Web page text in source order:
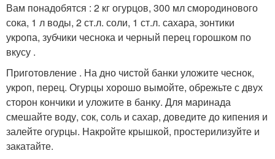
Вам понадобятся : 2 кг огурцов, 300 мл смородинового
сока, 1 л воды, 2 ст.л. соли, 1 ст.л. сахара, зонтики
укропа, зубчики чеснока и черный перец горошком по
вкусу .
Приготовление . На дно чистой банки уложите чеснок,
укроп, перец. Огурцы хорошо вымойте, обрежьте с двух
сторон кончики и уложите в банку. Для маринада
смешайте воду, сок, соль и сахар, доведите до кипения и
залейте огурцы. Накройте крышкой, простерилизуйте и
закатайте.